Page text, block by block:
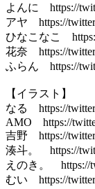
よんに https://
アヤ https://
ひなこなこ
花奈 https://
ふらん https://
【イラスト】
なる https://
AMO https://
吉野 https://
湊斗。 https://
えのき。 https://
むい https://